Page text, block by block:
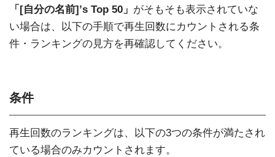
「[自分の名前]’s Top 50」 がそもそも表示されていな
い場合は、以下の手順で再生回数にカウントされる条
件・ランキングの見方を再確認してください。
条件
再生回数のランキングは、以下の3つの条件が満たされ
ている場合のみカウントされます。